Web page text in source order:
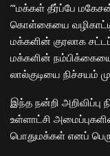
​”‘மக்கள் தீர்ப்பே
கொள்கையை
மக்களின் குரலாக
மக்களின் நம்பிக்கையை
லால்குடியை நிச்சயம்
​இந்த நன்றி அறிவிப்பு
உள்ளாட்சி
பொதுமக்கள் எனப்